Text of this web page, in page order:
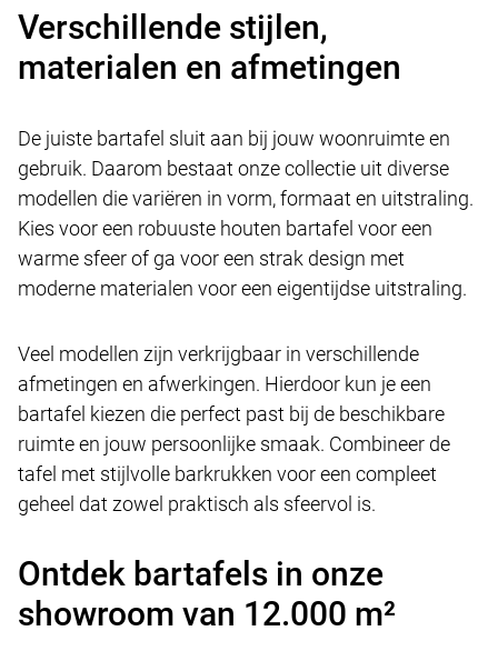
Verschillende stijlen,
materialen en afmetingen
De juiste bartafel sluit aan bij jouw woonruimte en
gebruik. Daarom bestaat onze collectie uit diverse
modellen die variëren in vorm, formaat en uitstraling.
Kies voor een robuuste houten bartafel voor een
warme sfeer of ga voor een strak design met
moderne materialen voor een eigentijdse uitstraling.
Veel modellen zijn verkrijgbaar in verschillende
afmetingen en afwerkingen. Hierdoor kun je een
bartafel kiezen die perfect past bij de beschikbare
ruimte en jouw persoonlijke smaak. Combineer de
tafel met stijlvolle barkrukken voor een compleet
geheel dat zowel praktisch als sfeervol is.
Ontdek bartafels in onze
showroom van 12.000 m²